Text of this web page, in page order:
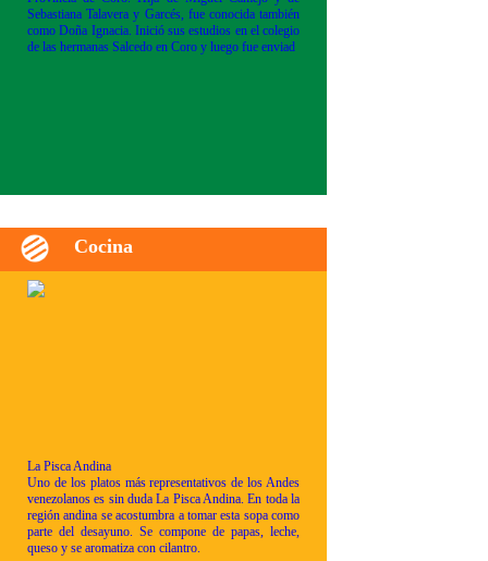
Sebastiana Talavera y Garcés, fue conocida también
como Doña Ignacia. Inició sus estudios en el colegio
de las hermanas Salcedo en Coro y luego fue enviad
Cocina
La Pisca Andina
Uno de los platos más representativos de los Andes
venezolanos es sin duda La Pisca Andina. En toda la
región andina se acostumbra a tomar esta sopa como
parte del desayuno. Se compone de papas, leche,
queso y se aromatiza con cilantro.